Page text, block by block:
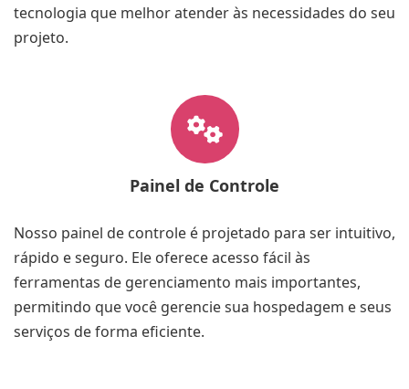
tecnologia que melhor atender às necessidades do seu
projeto.
Painel de Controle
Nosso painel de controle é projetado para ser intuitivo,
rápido e seguro. Ele oferece acesso fácil às
ferramentas de gerenciamento mais importantes,
permitindo que você gerencie sua hospedagem e seus
serviços de forma eficiente.